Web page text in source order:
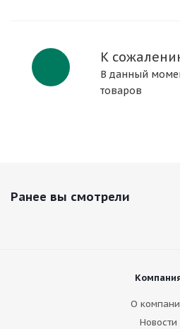
К
В данный
товаров
Ранее вы смотрели
О
Новости